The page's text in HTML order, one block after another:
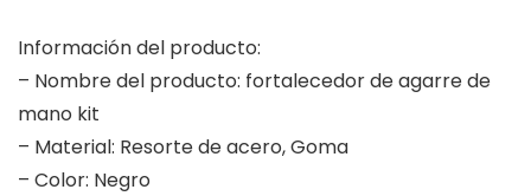
Información del producto:
– Nombre del producto: fortalecedor de agarre de
mano kit
– Material: Resorte de acero, Goma
– Color: Negro